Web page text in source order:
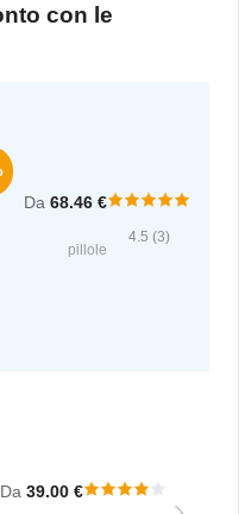
con le
Da 68.46 €
pillole
4.5 (3)
Da 39.00 €